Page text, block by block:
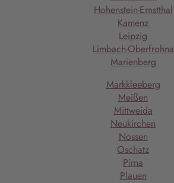
Hohenstein-Ernstthal
Kamenz
Leipzig
Limbach-Oberfrohna
Marienberg
Markkleeberg
Meißen
Mittweida
Neukirchen
Nossen
Oschatz
Pirna
Plauen